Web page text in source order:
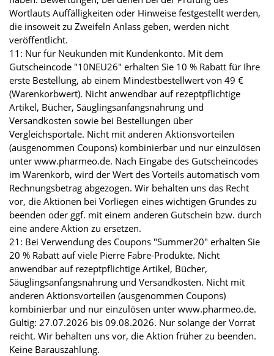
Wortlauts Auffälligkeiten oder Hinweise festgestellt werden,
die insoweit zu Zweifeln Anlass geben, werden nicht
veröffentlicht.
11: Nur für Neukunden mit Kundenkonto. Mit dem
Gutscheincode "10NEU26" erhalten Sie 10 % Rabatt für Ihre
erste Bestellung, ab einem Mindestbestellwert von 49 €
(Warenkorbwert). Nicht anwendbar auf rezeptpflichtige
Artikel, Bücher, Säuglingsanfangsnahrung und
Versandkosten sowie bei Bestellungen über
Vergleichsportale. Nicht mit anderen Aktionsvorteilen
(ausgenommen Coupons) kombinierbar und nur einzulösen
unter www.pharmeo.de. Nach Eingabe des Gutscheincodes
im Warenkorb, wird der Wert des Vorteils automatisch vom
Rechnungsbetrag abgezogen. Wir behalten uns das Recht
vor, die Aktionen bei Vorliegen eines wichtigen Grundes zu
beenden oder ggf. mit einem anderen Gutschein bzw. durch
eine andere Aktion zu ersetzen.
21: Bei Verwendung des Coupons "Summer20" erhalten Sie
20 % Rabatt auf viele Pierre Fabre-Produkte. Nicht
anwendbar auf rezeptpflichtige Artikel, Bücher,
Säuglingsanfangsnahrung und Versandkosten. Nicht mit
anderen Aktionsvorteilen (ausgenommen Coupons)
kombinierbar und nur einzulösen unter www.pharmeo.de.
Gültig: 27.07.2026 bis 09.08.2026. Nur solange der Vorrat
reicht. Wir behalten uns vor, die Aktion früher zu beenden.
Keine Barauszahlung.